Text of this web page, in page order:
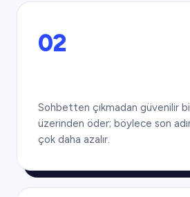
02
Sohbetten çıkmadan güvenilir
üzerinden öder; böylece son
çok daha azalır.